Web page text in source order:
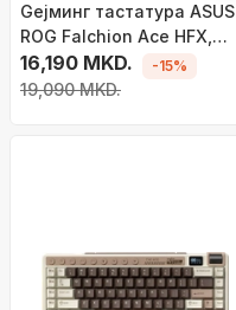
Gejминг тастатура ASUS
ROG Falchion Ace HFX,
механичка, PBT, со
светла, црна
16,190 MKD.
19,090 MKD.
-15%